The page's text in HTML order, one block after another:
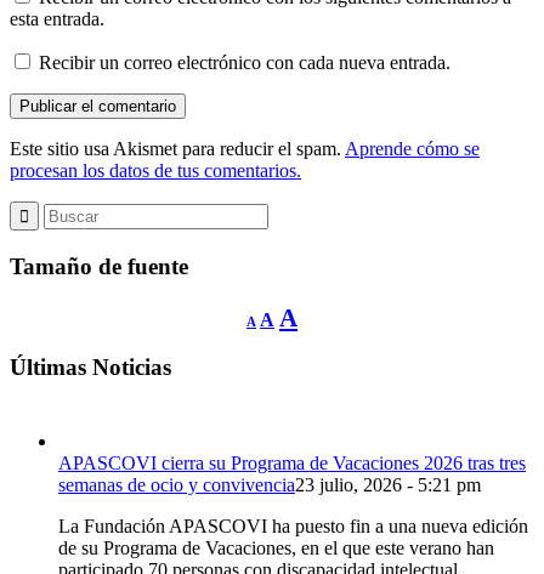
esta entrada.
Recibir un correo electrónico con cada nueva entrada.
Este sitio usa Akismet para reducir el spam. Aprende cómo se
procesan los datos de tus comentarios.
Tamaño de fuente
A
Reducir
tamaño
A Restablecer
tamaño
A
Últimas Noticias
APASCOVI cierra su Programa de Vacaciones 2026 tras tres
semanas de ocio y convivencia23 julio, 2026 - 5:21 pm
La Fundación APASCOVI ha puesto fin a una nueva edición
de su Programa de Vacaciones, en el que este verano han